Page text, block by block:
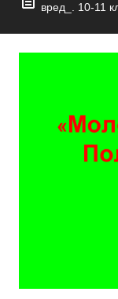
вред_. 10-11